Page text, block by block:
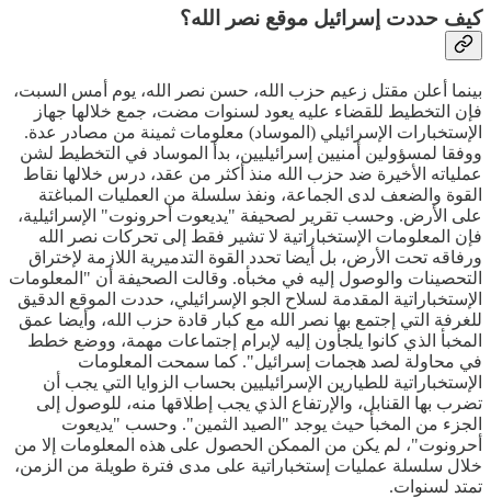
كيف حددت إسرائيل موقع نصر الله؟
بينما أعلن مقتل زعيم حزب الله، حسن نصر الله، يوم أمس السبت،
فإن التخطيط للقضاء عليه يعود لسنوات مضت، جمع خلالها جهاز
الإستخبارات الإسرائيلي (الموساد) معلومات ثمينة من مصادر عدة.
ووفقا لمسؤولين أمنيين إسرائيليين، بدأ الموساد في التخطيط لشن
عملياته الأخيرة ضد حزب الله منذ أكثر من عقد، درس خلالها نقاط
القوة والضعف لدى الجماعة، ونفذ سلسلة من العمليات المباغتة
على الأرض. وحسب تقرير لصحيفة "يديعوت أحرونوت" الإسرائيلية،
فإن المعلومات الإستخباراتية لا تشير فقط إلى تحركات نصر الله
ورفاقه تحت الأرض، بل أيضا تحدد القوة التدميرية اللازمة لإختراق
التحصينات والوصول إليه في مخبأه. وقالت الصحيفة أن "المعلومات
الإستخباراتية المقدمة لسلاح الجو الإسرائيلي، حددت الموقع الدقيق
للغرفة التي إجتمع بها نصر الله مع كبار قادة حزب الله، وأيضا عمق
المخبأ الذي كانوا يلجأون إليه لإبرام إجتماعات مهمة، ووضع خطط
في محاولة لصد هجمات إسرائيل". كما سمحت المعلومات
الإستخباراتية للطيارين الإسرائيليين بحساب الزوايا التي يجب أن
تضرب بها القنابل، والإرتفاع الذي يجب إطلاقها منه، للوصول إلى
الجزء من المخبأ حيث يوجد "الصيد الثمين". وحسب "يديعوت
أحرونوت"، لم يكن من الممكن الحصول على هذه المعلومات إلا من
خلال سلسلة عمليات إستخباراتية على مدى فترة طويلة من الزمن،
تمتد لسنوات.